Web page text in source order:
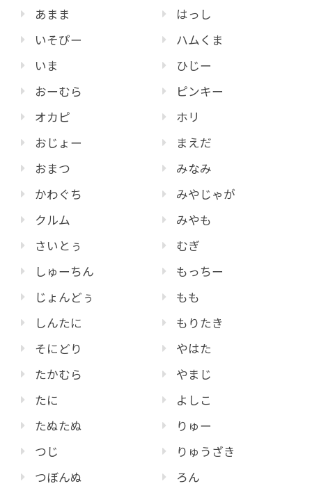
あまま
いそぴー
いま
おーむら
オカピ
おじょー
おまつ
かわぐち
クルム
さいとぅ
しゅーちん
じょんどぅ
しんたに
そにどり
たかむら
たに
たぬたぬ
つじ
つぼんぬ
はっし
ハムくま
ひじー
ピンキー
ホリ
まえだ
みなみ
みやじゃが
みやも
むぎ
もっちー
もも
もりたき
やはた
やまじ
よしこ
りゅー
りゅうざき
ろん